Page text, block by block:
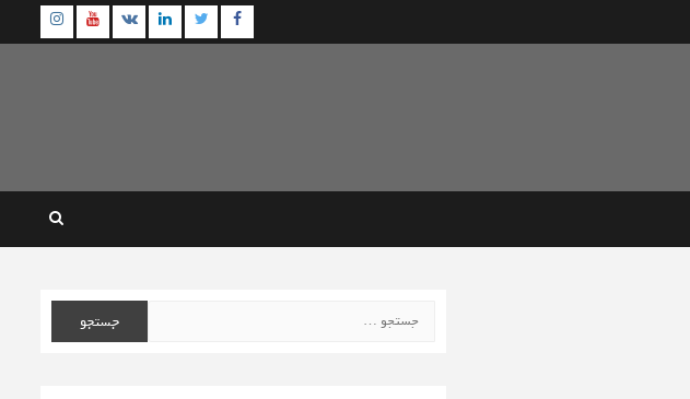
Facebook
Twitter
Linkedin
VK
برای: